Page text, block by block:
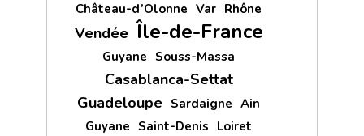
Château-d’Olonne Var Rhône
Vendée Île-de-France
Guyane Souss-Massa
Casablanca-Settat
Guadeloupe Sardaigne Ain
Guyane Saint-Denis Loiret